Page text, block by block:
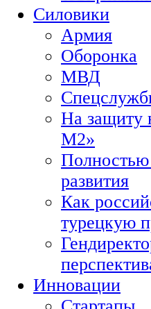
Силовики
Армия
Оборонка
МВД
На защиту
М2»
Полностью
развития
Как
турецкую
Инновации